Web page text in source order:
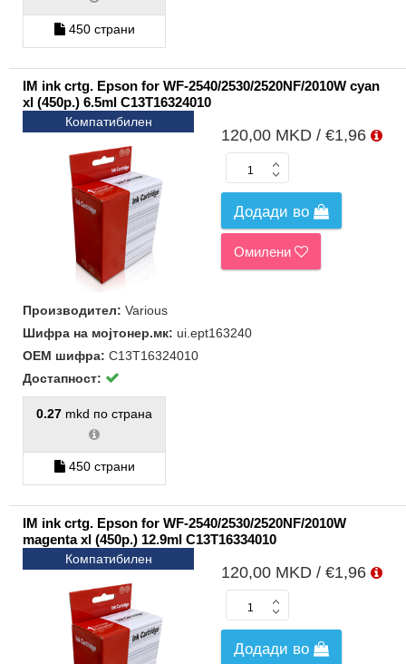
450 страни
IM ink crtg. Epson for WF-2540/2530/2520NF/2010W cyan
xl (450p.) 6.5ml C13T16324010
Компатибилен
120,00 MKD / €1,96
Додади во
Омилени
Производител: Various
Шифра на мојтонер.мк: ui.ept163240
ОЕМ шифра: C13T16324010
Достапност:
0.27 mkd по страна
450 страни
IM ink crtg. Epson for WF-2540/2530/2520NF/2010W
magenta xl (450p.) 12.9ml C13T16334010
Компатибилен
120,00 MKD / €1,96
Додади во